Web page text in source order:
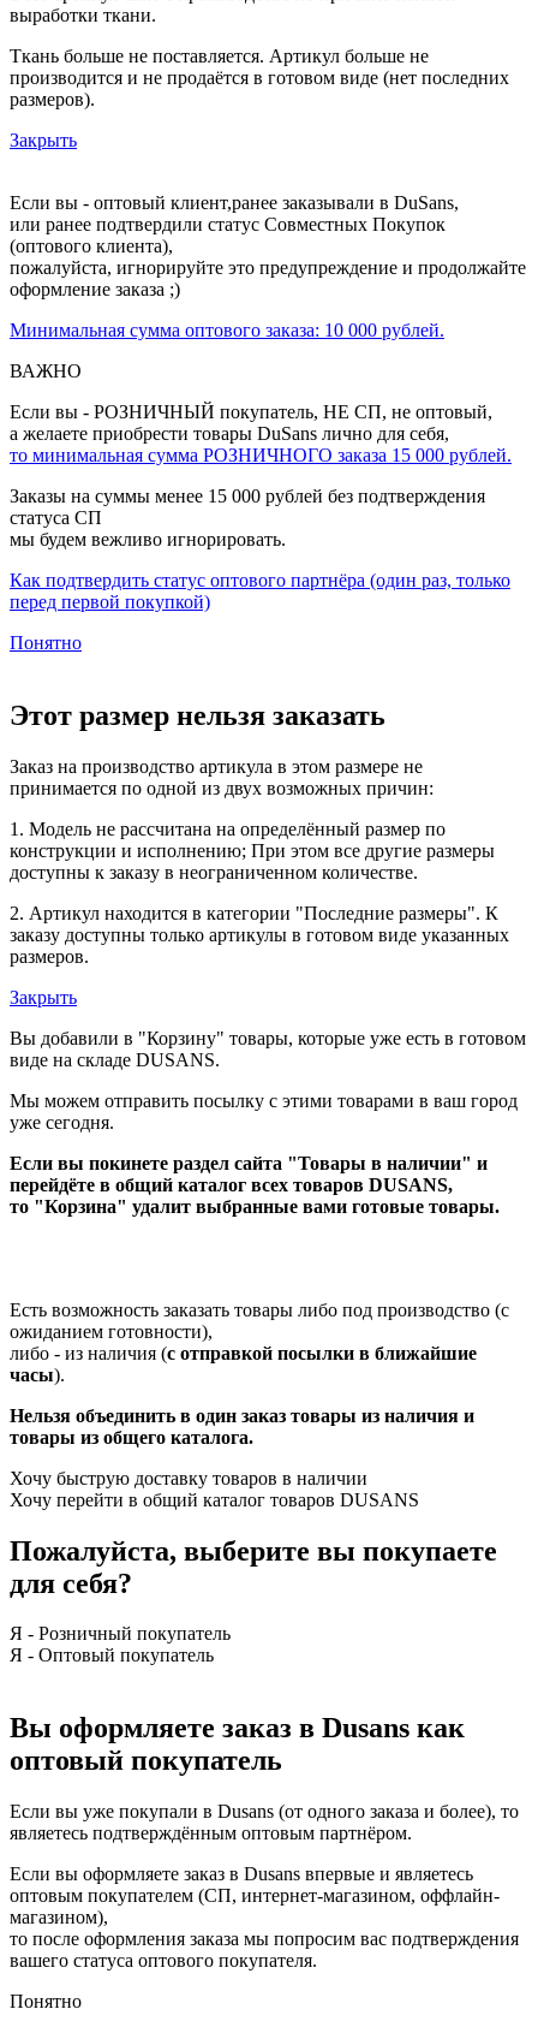
выработки ткани.
Ткань больше не поставляется. Артикул больше не
производится и не продаётся в готовом виде (нет последних
размеров).
Закрыть
Если вы - оптовый клиент,ранее заказывали в DuSans,
или ранее подтвердили статус Совместных Покупок
(оптового клиента),
пожалуйста, игнорируйте это предупреждение и продолжайте
оформление заказа ;)
Минимальная сумма оптового заказа: 10 000 рублей.
ВАЖНО
Если вы - РОЗНИЧНЫЙ покупатель, НЕ СП, не оптовый,
а желаете приобрести товары DuSans лично для себя,
то минимальная сумма РОЗНИЧНОГО заказа 15 000 рублей.
Заказы на суммы менее 15 000 рублей без подтверждения
статуса СП
мы будем вежливо игнорировать.
Как подтвердить статус оптового партнёра (один раз, только
перед первой покупкой)
Понятно
Этот размер нельзя заказать
Заказ на производство артикула в этом размере не
принимается по одной из двух возможных причин:
1. Модель не рассчитана на определённый размер по
конструкции и исполнению; При этом все другие размеры
доступны к заказу в неограниченном количестве.
2. Артикул находится в категории "Последние размеры". К
заказу доступны только артикулы в готовом виде указанных
размеров.
Закрыть
Вы добавили в "Корзину" товары, которые уже есть в готовом
виде на складе DUSANS.
Мы можем отправить посылку с этими товарами в ваш город
уже сегодня.
Если вы покинете раздел сайта "Товары в наличии" и
перейдёте в общий каталог всех товаров DUSANS,
то "Корзина" удалит выбранные вами готовые товары.
Есть возможность заказать товары либо под производство (с
ожиданием готовности),
либо - из наличия (с отправкой посылки в ближайшие
часы).
Нельзя объединить в один заказ товары из наличия и
товары из общего каталога.
Хочу быструю доставку товаров в наличии
Хочу перейти в общий каталог товаров DUSANS
Пожалуйста, выберите вы покупаете
для себя?
Я - Розничный покупатель
Я - Оптовый покупатель
Вы оформляете заказ в Dusans как
оптовый покупатель
Если вы уже покупали в Dusans (от одного заказа и более), то
являетесь подтверждённым оптовым партнёром.
Если вы оформляете заказ в Dusans впервые и являетесь
оптовым покупателем (СП, интернет-магазином, оффлайн-
магазином),
то после оформления заказа мы попросим вас подтверждения
вашего статуса оптового покупателя.
Понятно